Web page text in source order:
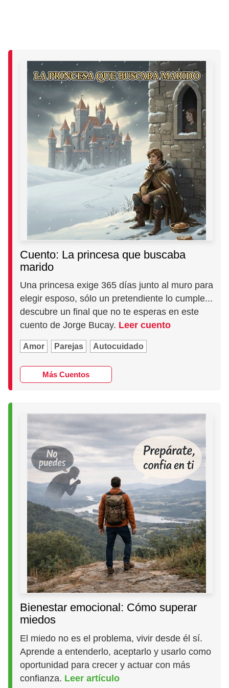
Cuento: La princesa que buscaba
marido
Una princesa exige 365 días junto al muro para
elegir esposo, sólo un pretendiente lo cumple...
descubre un final que no te esperas en este
cuento de Jorge Bucay. Leer cuento
Amor Parejas Autocuidado
Más Cuentos
Bienestar emocional: Cómo superar
miedos
El miedo no es el problema, vivir desde él sí.
Aprende a entenderlo, aceptarlo y usarlo como
oportunidad para crecer y actuar con más
confianza. Leer artículo